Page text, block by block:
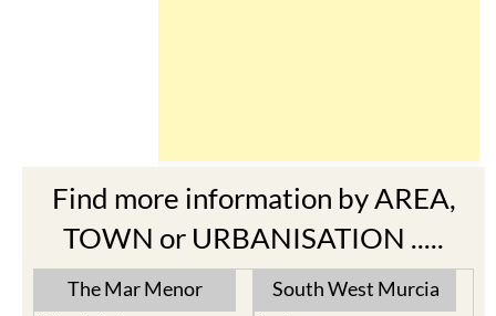
Find more information by AREA,
TOWN or URBANISATION .....